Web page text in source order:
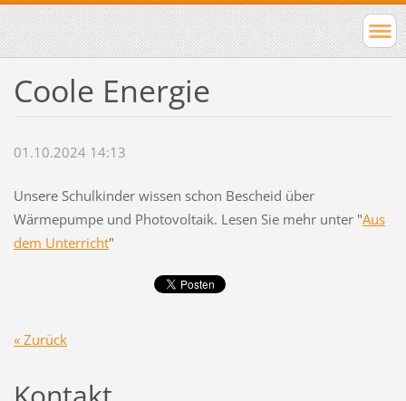
Coole Energie
01.10.2024 14:13
Unsere Schulkinder wissen schon Bescheid über
Wärmepumpe und Photovoltaik. Lesen Sie mehr unter "Aus
dem Unterricht"
« Zurück